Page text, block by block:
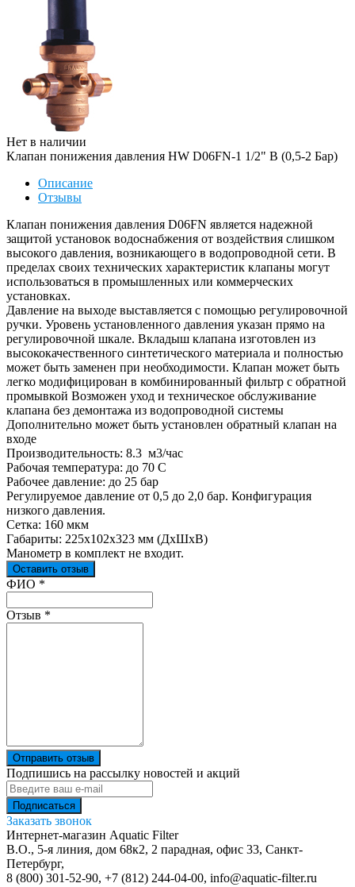
Нет в наличии
Клапан понижения давления HW D06FN-1 1/2" B (0,5-2 Бар)
Описание
Отзывы
Клапан понижения давления D06FN является надежной
защитой установок водоснабжения от воздействия слишком
высокого давления, возникающего в водопроводной сети. В
пределах своих технических характеристик клапаны могут
использоваться в промышленных или коммерческих
установках.
Давление на выходе выставляется с помощью регулировочной
ручки. Уровень установленного давления указан прямо на
регулировочной шкале. Вкладыш клапана изготовлен из
высококачественного синтетического материала и полностью
может быть заменен при необходимости. Клапан может быть
легко модифицирован в комбинированный фильтр с обратной
промывкой Возможен уход и техническое обслуживание
клапана без демонтажа из водопроводной системы
Дополнительно может быть установлен обратный клапан на
входе
Производительность: 8.3 м3/час
Рабочая температура: до 70 С
Рабочее давление: до 25 бар
Регулируемое давление от 0,5 до 2,0 бар. Конфигурация
низкого давления.
Сетка: 160 мкм
Габариты: 225х102х323 мм (ДхШхВ)
Манометр в комплект не входит.
Оставить отзыв
Ваш отзыв был отправлен!
ФИО *
Отзыв *
Отправить отзыв
Подпишись на рассылку новостей и акций
Заказать звонок
Интернет-магазин Aquatic Filter
В.О., 5-я линия, дом 68к2, 2 парадная, офис 33, Санкт-
Петербург,
8 (800) 301-52-90, +7 (812) 244-04-00, info@aquatic-filter.ru